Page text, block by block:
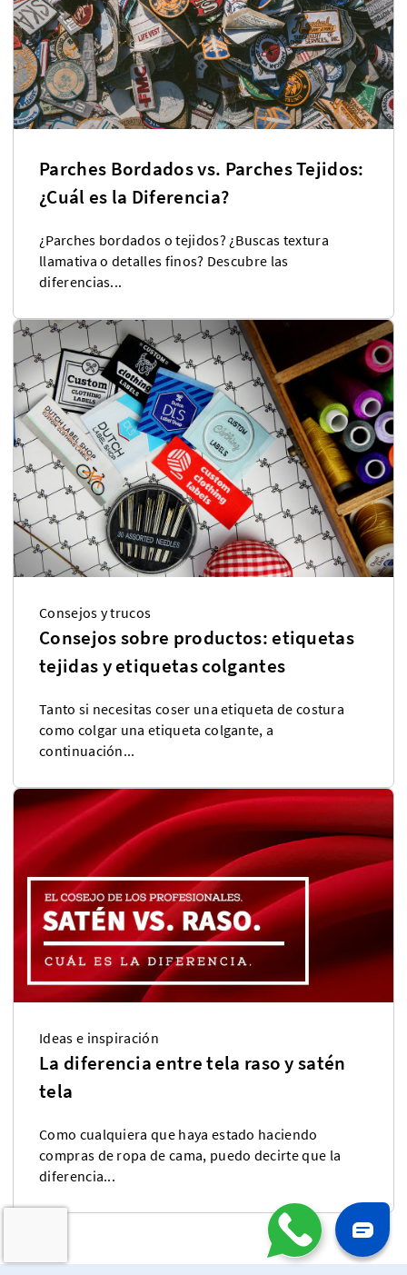
Parches Bordados vs. Parches Tejidos:
¿Cuál es la Diferencia?
¿Parches bordados o tejidos? ¿Buscas textura
llamativa o detalles finos? Descubre las
diferencias...
Consejos y trucos
Consejos sobre productos: etiquetas
tejidas y etiquetas colgantes
Tanto si necesitas coser una etiqueta de costura
como colgar una etiqueta colgante, a
continuación...
Ideas e inspiración
La diferencia entre tela raso y satén
tela
Como cualquiera que haya estado haciendo
compras de ropa de cama, puedo decirte que la
diferencia...